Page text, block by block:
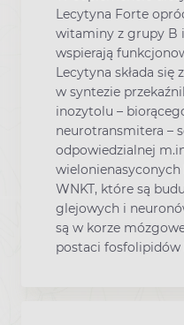
Lecytyna Forte
witaminy z grupy B
wspierają
Lecytyna składa się
w syntezie
inozytolu –
neurotransmitera –
odpowiedzialnej
wielonienasyconych
WNKT, które są
glejowych i
są w korze
postaci fosfolipidów